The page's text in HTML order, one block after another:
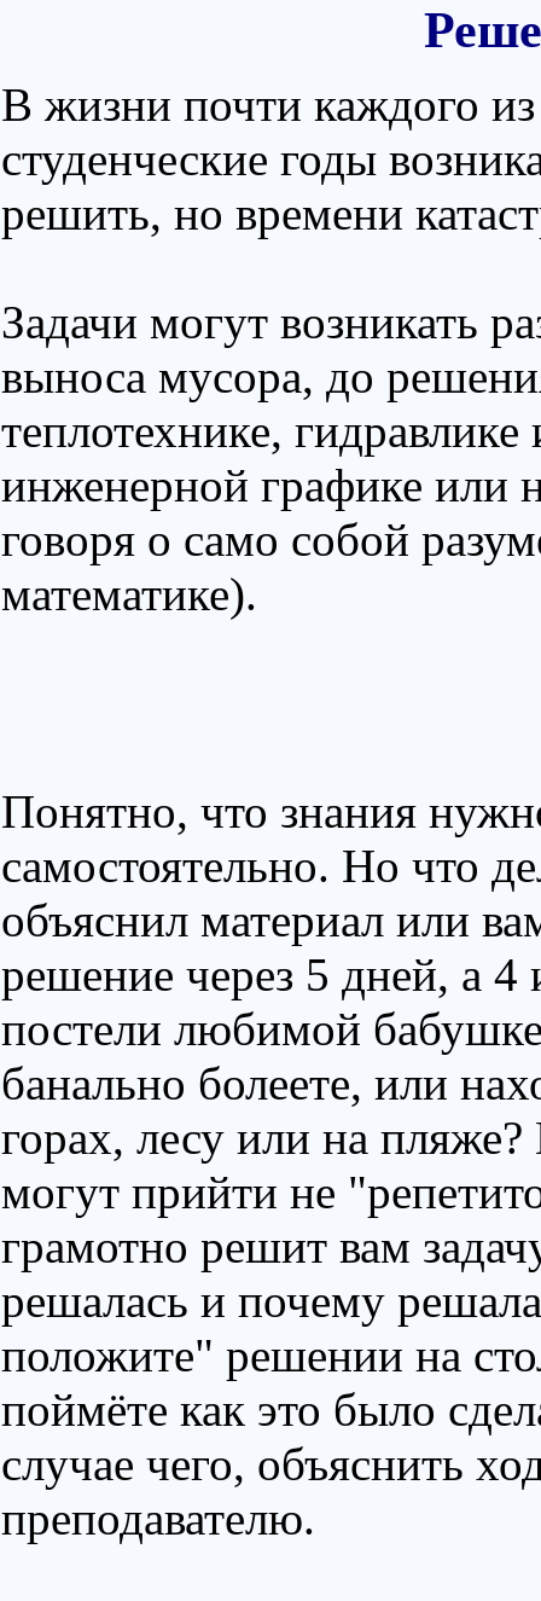
В жизни почти каждого
студенческие годы
решить, но времени
Задачи могут возникать
выноса мусора, до
теплотехнике,
инженерной графике или
говоря о само собой
математике).
Понятно, что знания
самостоятельно. Но что
объяснил материал или
решение через 5 дней, а
постели любимой
банально болеете, или
горах, лесу или на
могут прийти не
грамотно решит вам
решалась и почему
положите" решении на
поймёте как это было
случае чего, объяснить
преподавателю.